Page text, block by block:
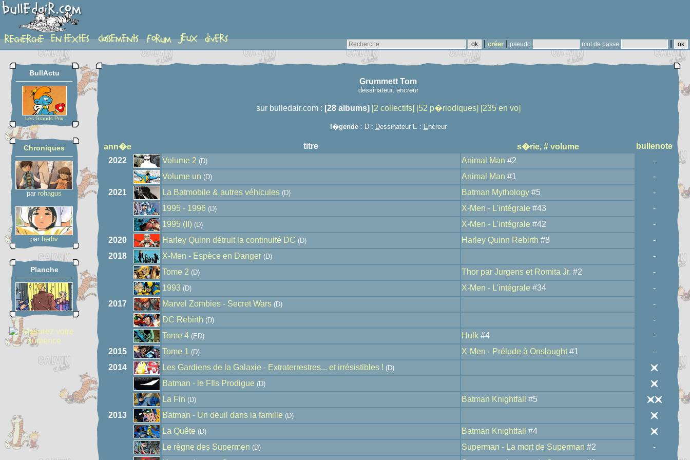
créer pseudo mot de passe
auteur
BullActu
Les Grands Prix
Chroniques
par rohagus
par herbv
Planche
Grummett Tom
dessinateur, encreur
sur bulledair.com : [28 albums] [2 collectifs] [52 p�riodiques] [235 en vo]
l�gende: D : Dessinateur E : Encreur
ann�e titre s�rie, # volume
bullenote
2022
Volume 2 (D) Animal Man #2
-
Volume un (D) Animal Man #1
-
2021
La Batmobile & autres véhicules (D) Batman Mythology #5
-
1995 - 1996 (D) X-Men - L'intégrale #43
-
1995 (II) (D) X-Men - L'intégrale #42
-
2020
Harley Quinn détruit la continuité DC (D) Harley Quinn Rebirth #8
-
2018
X-Men - Espèce en Danger (D)
-
Tome 2 (D) Thor par Jurgens et Romita Jr. #2
-
1993 (D) X-Men - L'intégrale #34
-
2017
Marvel Zombies - Secret Wars (D)
-
DC Rebirth (D)
-
Tome 4 (ED) Hulk #4
-
2015
Tome 1 (D) X-Men - Prélude à Onslaught #1
-
2014
Les Gardiens de la Galaxie - Extraterrestres... et irrésistibles ! (D)
Batman - le FIls Prodigue (D)
La Fin (D) Batman Knightfall
#5
2013
Batman - Un deuil dans la famille (D)
La Quête (D) Batman Knightfall
#4
Le règne des Supermen (D) Superman - La mort de Superman #2
-